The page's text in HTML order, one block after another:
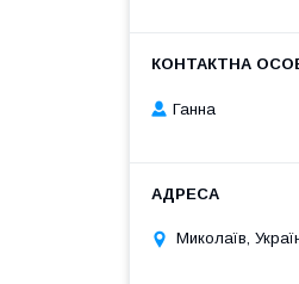
Ганна
Миколаїв,